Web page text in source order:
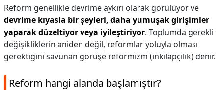
Reform genellikle devrime aykırı olarak görülüyor ve
devrime kıyasla bir şeyleri, daha yumuşak girişimler
yaparak düzeltiyor veya iyileştiriyor. Toplumda gerekli
değişikliklerin aniden değil, reformlar yoluyla olması
gerektiğini savunan görüşe reformizm (inkılapçılık) denir.
Reform hangi alanda başlamıştır?